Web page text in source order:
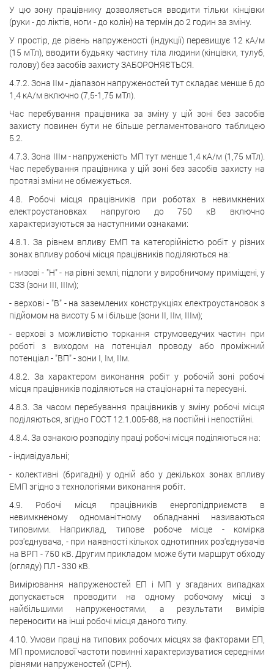
У цю зону працівнику дозволяється вводити тільки кінцівки
(руки - до ліктів, ноги - до колін) на термін до 2 годин за зміну.
У простір, де рівень напруженості (індукції) перевищує 12 кА/м
(15 мТл), вводити будьяку частину тіла людини (кінцівки, тулуб,
голову) без засобів захисту ЗАБОРОНЯЄТЬСЯ.
4.7.2. Зона IIм - діапазон напруженостей тут складає менше 6 до
1,4 кА/м включно (7,5-1,75 мТл).
Час перебування працівника за зміну у цій зоні без засобів
захисту повинен бути не більше регламентованого таблицею
5.2.
4.7.3. Зона IIIм - напруженість МП тут менше 1,4 кА/м (1,75 мТл).
Час перебування працівника у цій зоні без засобів захисту на
протязі зміни не обмежується.
4.8. Робочі місця працівників при роботах в невимкнених
електроустановках напругою до 750 кВ включно
характеризуються за наступними ознаками:
4.8.1. За рівнем впливу ЕМП та категорійністю робіт у різних
зонах впливу робочі місця працівників поділяються на:
- низові - "Н" - на рівні землі, підлоги у виробничому приміщені, у
СЗЗ (зони III, IIIм);
- верхові - "В" - на заземлених конструкціях електроустановок з
підйомом на висоту 5 м і більше (зони II, IIм, IIIм);
- верхові з можливістю торкання струмоведучих частин при
роботі з виходом на потенціал проводу або проміжний
потенціал - "ВП" - зони I, Iм, IIм.
4.8.2. За характером виконання робіт у робочій зоні робочі
місця працівників поділяються на стаціонарні та пересувні.
4.8.3. За часом перебування працівників у зміну робочі місця
поділяються, згідно ГОСТ 12.1.005-88, на постійні і непостійні.
4.8.4. За ознакою розподілу праці робочі місця поділяються на:
- індивідуальні;
- колективні (бригадні) у одній або у декількох зонах впливу
ЕМП згідно з технологіями виконання робіт.
4.9. Робочі місця працівників енергопідприємств в
невимкненому одноманітному обладнанні називаються
типовими. Наприклад, типове робоче місце - комірка
роз'єднувача, - при наявності кількох однотипних роз'єднувачів
на ВРП - 750 кВ. Другим прикладом може бути маршрут обходу
(огляду) ПЛ - 330 кВ.
Вимірювання напруженостей ЕП і МП у згаданих випадках
допускається проводити на одному робочому місці з
найбільшими напруженостями, а результати вимірів
переносити на інші робочі місця даного типу.
4.10. Умови праці на типових робочих місцях за факторами ЕП,
МП промислової частоти повинні характеризуватися середніми
рівнями напруженостей (СРН).